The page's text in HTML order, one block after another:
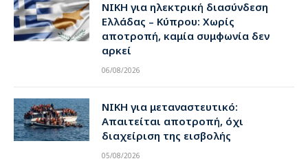
ΝΙΚΗ για ηλεκτρική διασύνδεση
Ελλάδας – Κύπρου: Χωρίς
αποτροπή, καμία συμφωνία δεν
αρκεί
06/08/2026
ΝΙΚΗ για μεταναστευτικό:
Απαιτείται αποτροπή, όχι
διαχείριση της εισβολής
05/08/2026